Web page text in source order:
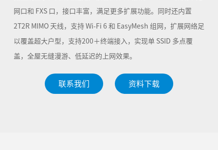
网口和 FXS 口，接口丰富，满足更多扩展功能。同时还内置
2T2R MIMO 天线，支持 Wi-Fi 6 和 EasyMesh 组网，扩展网络足
以覆盖超大户型，支持200＋终端接入，实现单 SSID 多点覆
盖，全屋无缝漫游、低延迟的上网效果。
联系我们 资料下载